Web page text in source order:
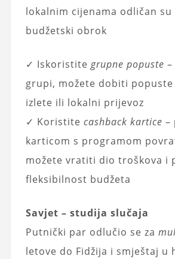
lokalnim cijenama odličan su
budžetski obrok
✓ Iskoristite grupne popuste
grupi, možete dobiti popuste
izlete ili lokalni prijevoz
✓ Koristite cashback kartice –
karticom s programom
možete vratiti dio troškova i
fleksibilnost budžeta
Savjet – studija slučaja
Putnički par odlučio se za
letove do Fidžija i smještaj u